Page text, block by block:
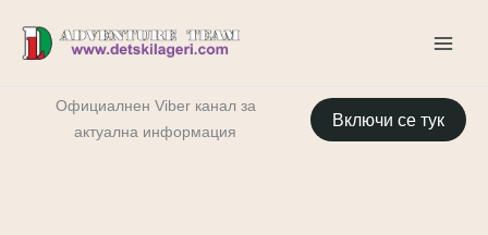
content
Oфициалнен Viber канал за
актуална информация
Включи се тук